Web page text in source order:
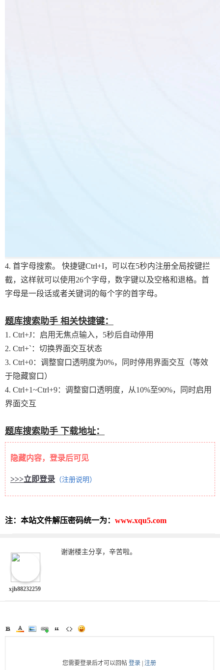
4. 首字母搜索。 快捷键Ctrl+I，可以在5秒内注册全局按键拦
截，这样就可以使用26个字母，数字键以及空格和退格。首
字母是一段话或者关键词的每个字的首字母。
题库搜索助手 相关快捷键：
1. Ctrl+J：启用无焦点输入，5秒后自动停用
2. Ctrl+`：切换界面交互状态
3. Ctrl+0：调整窗口透明度为0%，同时停用界面交互（等效
于隐藏窗口）
4. Ctrl+1~Ctrl+9：调整窗口透明度，从10%至90%，同时启用
界面交互
题库搜索助手 下载地址：
隐藏内容，登录后可见
>>>立即登录 （注册说明）
注：本站文件解压密码统一为： www.xqu5.com
xjh88232259
谢谢楼主分享，辛苦啦。
您需要登录后才可以回帖登录 |注册